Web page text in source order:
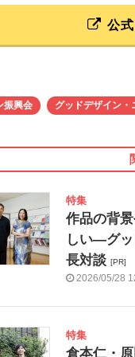
公
振興会 グッドデザイン・
特集
作品の背
しい―グッ
長対談 [PR]
2026/05/28
特集
倉本仁・